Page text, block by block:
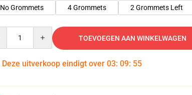
No Grommets
4 Grommets 2 Grommets Left
TOEVOEGEN AAN WINKELWAGEN
Deze uitverkoop eindigt over 03: 09: 54